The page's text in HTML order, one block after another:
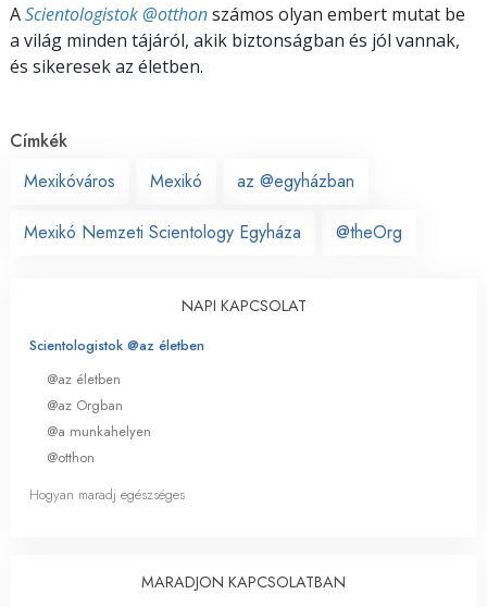
AScientologistok @otthonszámos olyan embert mutat be
a világ minden tájáról, akik biztonságban és jól vannak,
és sikeresek az életben.
Címkék
Mexikóváros
Mexikó az @egyházban
Mexikó Nemzeti Scientology Egyháza @theOrg
NAPI KAPCSOLAT
Scientologistok @az életben
@az életben
@az Orgban
@a munkahelyen
@otthon
Hogyan maradj egészséges
MARADJON KAPCSOLATBAN